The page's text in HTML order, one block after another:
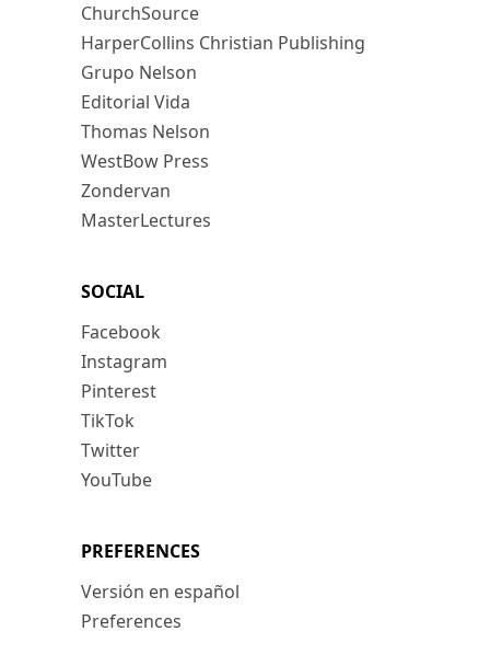
ChurchSource
HarperCollins Christian Publishing
Grupo Nelson
Editorial Vida
Thomas Nelson
WestBow Press
Zondervan
MasterLectures
SOCIAL
Facebook
Instagram
Pinterest
TikTok
Twitter
YouTube
PREFERENCES
Versión en español
Preferences